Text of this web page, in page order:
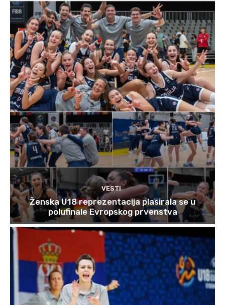
VESTI
Ženska U18 reprezentacija plasirala se u
polufinale Evropskog prvenstva